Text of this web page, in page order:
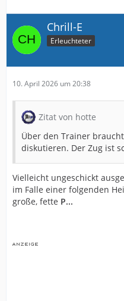
Chrill-E
Erleuchteter
10. April 2026 um 20:38
Zitat von hotte
Über den Trainer
diskutieren. Der Zug ist
Vielleicht ungeschickt
im Falle einer folgenden
große, fette P...